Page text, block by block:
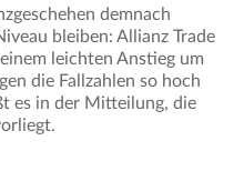
demnach
bleiben: Allianz Trade
leichten Anstieg um
die Fallzahlen so hoch
es in der Mitteilung, die